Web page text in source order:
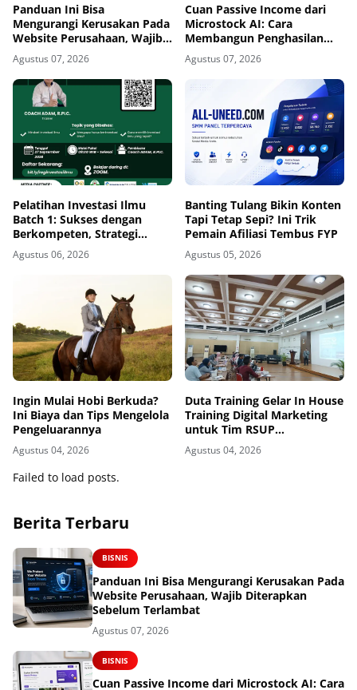
Panduan Ini Bisa
Mengurangi Kerusakan Pada
Website Perusahaan, Wajib
Diterapkan Sebelum
Terlambat
Agustus 07, 2026
Cuan Passive Income dari
Microstock AI: Cara
Membangun Penghasilan
Jangka Panjang di Era
Kecerdasan Buatan
Agustus 07, 2026
Pelatihan Investasi Ilmu
Batch 1: Sukses dengan
Berkompeten, Strategi
Meningkatkan Daya Saing di
Era AI dan Persaingan Global
Agustus 06, 2026
Banting Tulang Bikin Konten
Tapi Tetap Sepi? Ini Trik
Pemain Afiliasi Tembus FYP
Agustus 05, 2026
Ingin Mulai Hobi Berkuda?
Ini Biaya dan Tips Mengelola
Pengeluarannya
Agustus 04, 2026
Duta Training Gelar In House
Training Digital Marketing
untuk Tim RSUP
Persahabatan
Agustus 04, 2026
Failed to load posts.
Berita Terbaru
BISNIS
Panduan Ini Bisa Mengurangi Kerusakan Pada
Website Perusahaan, Wajib Diterapkan
Sebelum Terlambat
Agustus 07, 2026
BISNIS
Cuan Passive Income dari Microstock AI: Cara